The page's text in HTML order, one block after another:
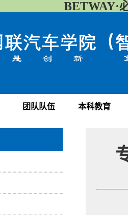
BETWAY·
团队队伍 本科教育